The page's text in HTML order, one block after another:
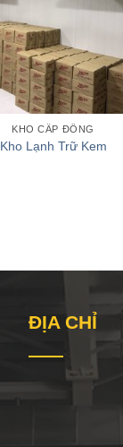
KHO CẤP ĐÔNG
Kho Lạnh Trữ Kem
ĐỊA CHỈ